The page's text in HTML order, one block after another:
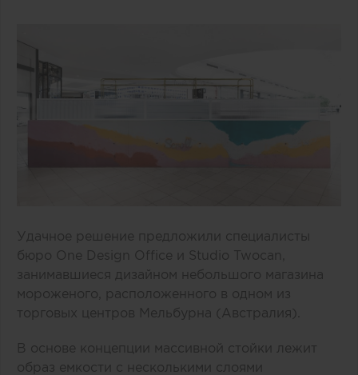
Удачное решение предложили специалисты
бюро One Design Office и Studio Twocan,
занимавшиеся дизайном небольшого магазина
мороженого, расположенного в одном из
торговых центров Мельбурна (Австралия).
В основе концепции массивной стойки лежит
образ емкости с несколькими слоями